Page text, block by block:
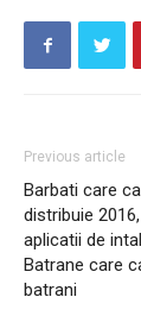
Previous article
Barbati care
distribuie
aplicatii de
Batrane care
batrani